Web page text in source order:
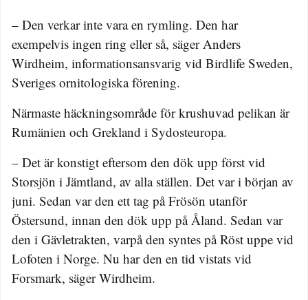
– Den verkar inte vara en rymling. Den har
exempelvis ingen ring eller så, säger Anders
Wirdheim, informationsansvarig vid Birdlife Sweden,
Sveriges ornitologiska förening.
Närmaste häckningsområde för krushuvad pelikan är
Rumänien och Grekland i Sydosteuropa.
– Det är konstigt eftersom den dök upp först vid
Storsjön i Jämtland, av alla ställen. Det var i början av
juni. Sedan var den ett tag på Frösön utanför
Östersund, innan den dök upp på Åland. Sedan var
den i Gävletrakten, varpå den syntes på Röst uppe vid
Lofoten i Norge. Nu har den en tid vistats vid
Forsmark, säger Wirdheim.